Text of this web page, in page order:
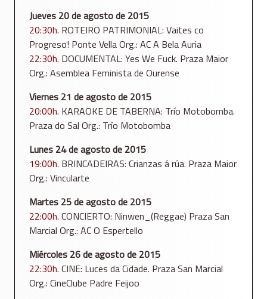
Jueves 20 de agosto de 2015
20:30h. ROTEIRO PATRIMONIAL: Vaites co
Progreso! Ponte Vella Org.: AC A Bela Auria
22:30h. DOCUMENTAL: Yes We Fuck. Praza Maior
Org.: Asemblea Feminista de Ourense
Viernes 21 de agosto de 2015
20:00h. KARAOKE DE TABERNA: Trío Motobomba.
Praza do Sal Org.: Trío Motobomba
Lunes 24 de agosto de 2015
19:00h. BRINCADEIRAS: Crianzas á rúa. Praza Maior
Org.: Vincularte
Martes 25 de agosto de 2015
22:00h. CONCIERTO: Ninwen_(Reggae) Praza San
Marcial Org.: AC O Espertello
Miércoles 26 de agosto de 2015
22:30h. CINE: Luces da Cidade. Praza San Marcial
Org.: CineClube Padre Feijoo